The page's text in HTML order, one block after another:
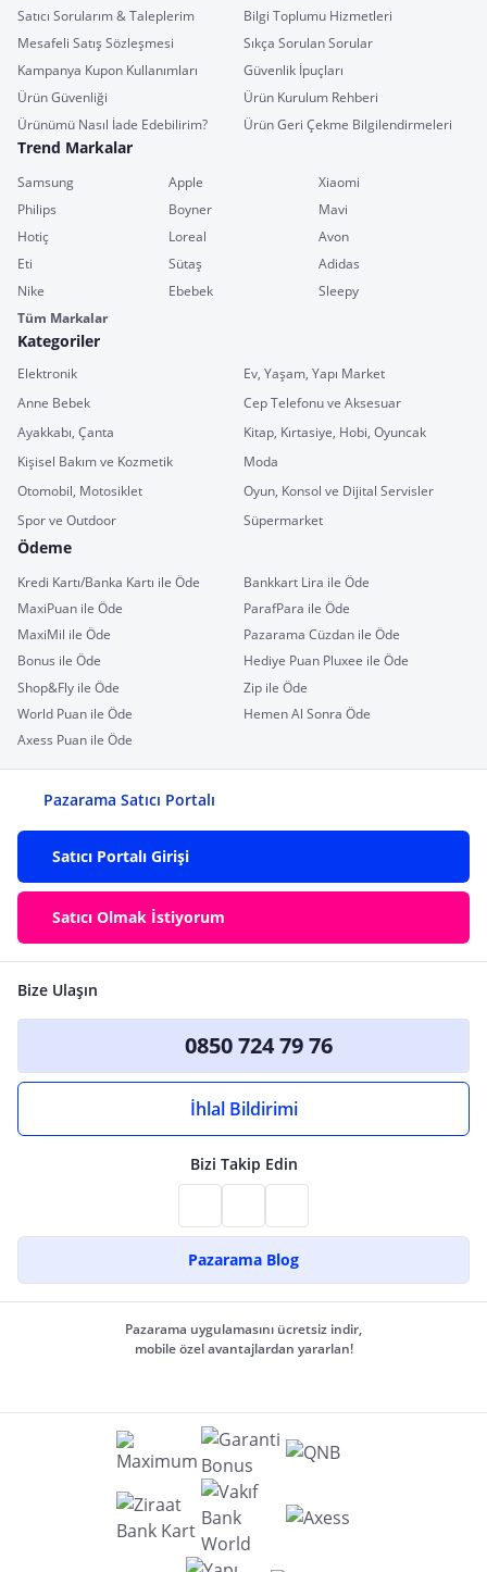
Satıcı Sorularım & Taleplerim
Bilgi Toplumu Hizmetleri
Mesafeli Satış Sözleşmesi
Sıkça Sorulan Sorular
Kampanya Kupon Kullanımları
Güvenlik İpuçları
Ürün Güvenliği
Ürün Kurulum Rehberi
Ürünümü Nasıl İade Edebilirim?
Ürün Geri Çekme Bilgilendirmeleri
Trend Markalar
Samsung Apple
Xiaomi
Philips
Boyner
Mavi
Hotiç
Loreal
Avon
Eti
Sütaş
Adidas
Nike
Ebebek
Sleepy
Tüm Markalar
Kategoriler
Elektronik
Ev, Yaşam, Yapı Market
Anne Bebek
Cep Telefonu ve Aksesuar
Ayakkabı, Çanta
Kitap, Kırtasiye, Hobi, Oyuncak
Kişisel Bakım ve Kozmetik
Moda
Otomobil, Motosiklet
Oyun, Konsol ve Dijital Servisler
Spor ve Outdoor
Süpermarket
Ödeme
Kredi Kartı/Banka Kartı ile Öde
Bankkart Lira ile Öde
MaxiPuan ile Öde
ParafPara ile Öde
MaxiMil ile Öde
Pazarama Cüzdan ile Öde
Bonus ile Öde
Hediye Puan Pluxee ile Öde
Shop&Fly ile Öde
Zip ile Öde
World Puan ile Öde
Hemen Al Sonra Öde
Axess Puan ile Öde
Pazarama Satıcı Portalı
Satıcı Portalı Girişi
Satıcı Olmak İstiyorum
Bize Ulaşın
0850 724 79 76
İhlal Bildirimi
Bizi Takip Edin
Pazarama Blog
Pazarama uygulamasını ücretsiz indir,
mobile özel avantajlardan yararlan!